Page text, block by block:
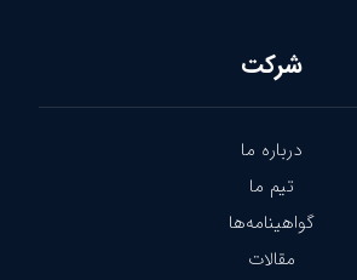
شرکت
درباره ما
تیم ما
گواهینامه‌ها
مقالات